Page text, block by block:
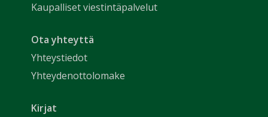
Kaupalliset viestintäpalvelut
Ota yhteyttä
Yhteystiedot
Yhteydenottolomake
Kirjat